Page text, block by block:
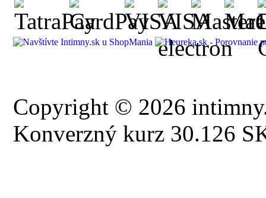
Copyright © 2026
Konverzný kurz 30.126